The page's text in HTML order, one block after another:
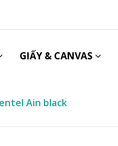
GIẤY & CANVAS
Ain black